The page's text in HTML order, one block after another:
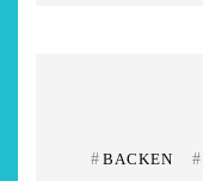
# BACKEN #